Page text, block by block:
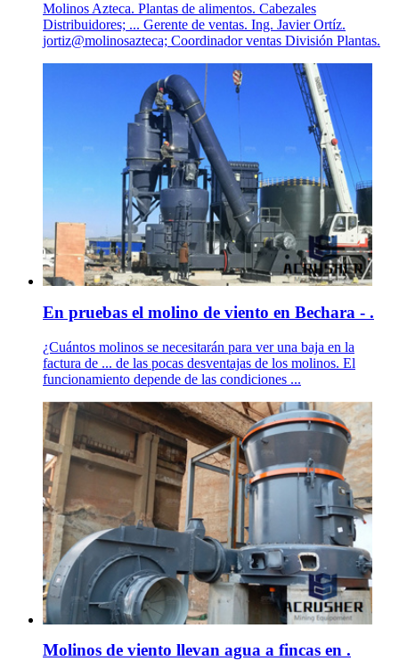
Molinos Azteca. Plantas de alimentos. Cabezales
Distribuidores; ... Gerente de ventas. Ing. Javier Ortíz.
jortiz@molinosazteca; Coordinador ventas División Plantas.
En pruebas el molino de viento en Bechara - .
¿Cuántos molinos se necesitarán para ver una baja en la
factura de ... de las pocas desventajas de los molinos. El
funcionamiento depende de las condiciones ...
Molinos de viento llevan agua a fincas en .